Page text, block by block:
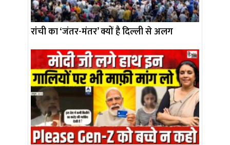
रांची का ‘जंतर-मंतर’ क्यों है दिल्ली से अलग